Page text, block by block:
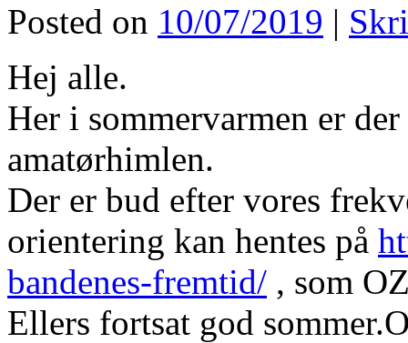
Posted on 10/07/2019 |
Hej alle.
Her i sommervarmen er
amatørhimlen.
Der er bud efter vores
orientering kan hentes på
bandenes-fremtid/ , som
Ellers fortsat god